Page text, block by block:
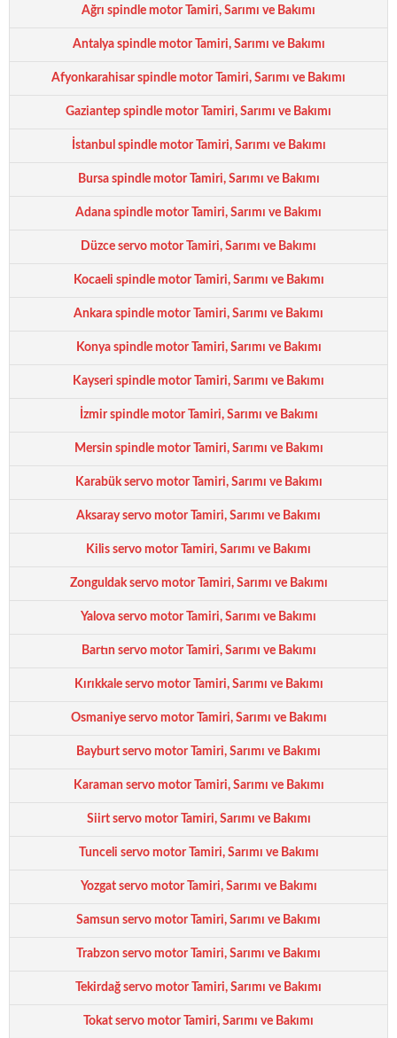
Ağrı spindle motor Tamiri, Sarımı ve Bakımı
Antalya spindle motor Tamiri, Sarımı ve Bakımı
Afyonkarahisar spindle motor Tamiri, Sarımı ve Bakımı
Gaziantep spindle motor Tamiri, Sarımı ve Bakımı
İstanbul spindle motor Tamiri, Sarımı ve Bakımı
Bursa spindle motor Tamiri, Sarımı ve Bakımı
Adana spindle motor Tamiri, Sarımı ve Bakımı
Düzce servo motor Tamiri, Sarımı ve Bakımı
Kocaeli spindle motor Tamiri, Sarımı ve Bakımı
Ankara spindle motor Tamiri, Sarımı ve Bakımı
Konya spindle motor Tamiri, Sarımı ve Bakımı
Kayseri spindle motor Tamiri, Sarımı ve Bakımı
İzmir spindle motor Tamiri, Sarımı ve Bakımı
Mersin spindle motor Tamiri, Sarımı ve Bakımı
Karabük servo motor Tamiri, Sarımı ve Bakımı
Aksaray servo motor Tamiri, Sarımı ve Bakımı
Kilis servo motor Tamiri, Sarımı ve Bakımı
Zonguldak servo motor Tamiri, Sarımı ve Bakımı
Yalova servo motor Tamiri, Sarımı ve Bakımı
Bartın servo motor Tamiri, Sarımı ve Bakımı
Kırıkkale servo motor Tamiri, Sarımı ve Bakımı
Osmaniye servo motor Tamiri, Sarımı ve Bakımı
Bayburt servo motor Tamiri, Sarımı ve Bakımı
Karaman servo motor Tamiri, Sarımı ve Bakımı
Siirt servo motor Tamiri, Sarımı ve Bakımı
Tunceli servo motor Tamiri, Sarımı ve Bakımı
Yozgat servo motor Tamiri, Sarımı ve Bakımı
Samsun servo motor Tamiri, Sarımı ve Bakımı
Trabzon servo motor Tamiri, Sarımı ve Bakımı
Tekirdağ servo motor Tamiri, Sarımı ve Bakımı
Tokat servo motor Tamiri, Sarımı ve Bakımı